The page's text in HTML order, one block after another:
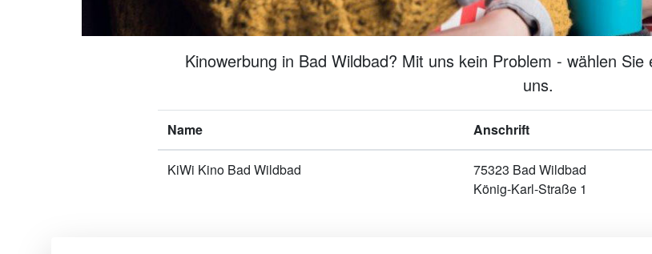
Kinowerbung in Bad Wildbad? Mit uns kein Problem - wählen
uns.
Name Anschrift
KiWi Kino Bad Wildbad
75323 Bad Wildbad
König-Karl-Straße 1